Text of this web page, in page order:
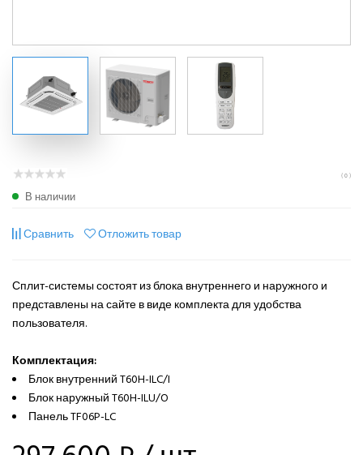
( 0 )
В наличии
Сравнить Отложить товар
Сплит-системы состоят из блока внутреннего и наружного и
представлены на сайте в виде комплекта для удобства
пользователя.
Комплектация:
Блок внутренний T60H-ILC/I
Блок наружный T60H-ILU/O
Панель TF06P-LC